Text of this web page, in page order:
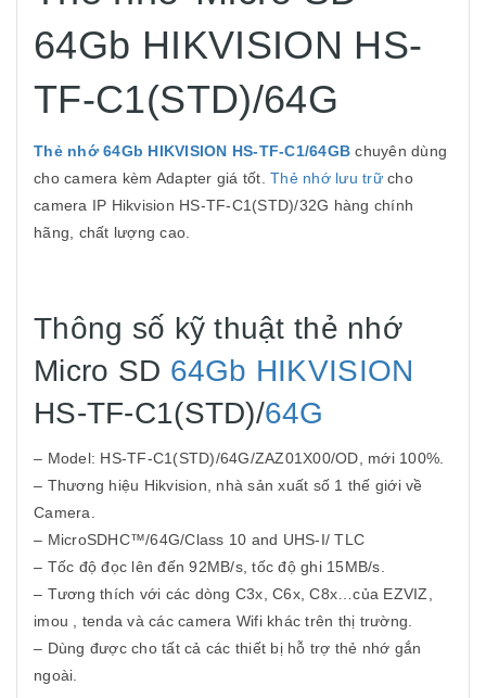
64Gb HIKVISION HS-
TF-C1(STD)/64G
Thẻ nhớ 64Gb HIKVISION HS-TF-C1/64GB chuyên dùng
cho camera kèm Adapter giá tốt. Thẻ nhớ lưu trữcho
camera IP Hikvision HS-TF-C1(STD)/32G hàng chính
hãng, chất lượng cao.
Thông số kỹ thuật thẻ nhớ
Micro SD 64Gb HIKVISION
HS-TF-C1(STD)/64G
– Model: HS-TF-C1(STD)/64G/ZAZ01X00/OD, mới 100%.
– Thương hiệu Hikvision, nhà sản xuất số 1 thế giới về
Camera.
– MicroSDHC™/64G/Class 10 and UHS-I/ TLC
– Tốc độ đọc lên đến 92MB/s, tốc độ ghi 15MB/s.
– Tương thích với các dòng C3x, C6x, C8x…của EZVIZ,
imou , tenda và các camera Wifi khác trên thị trường.
– Dùng được cho tất cả các thiết bị hỗ trợ thẻ nhớ gắn
ngoài.